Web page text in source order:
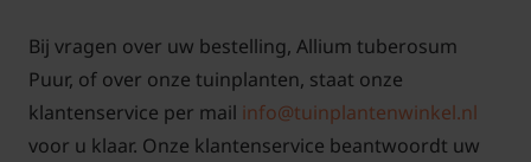
Bij vragen over uw bestelling, Allium tuberosum
Puur, of over onze tuinplanten, staat onze
klantenservice per mail info@tuinplantenwinkel.nl
voor u klaar. Onze klantenservice beantwoordt uw